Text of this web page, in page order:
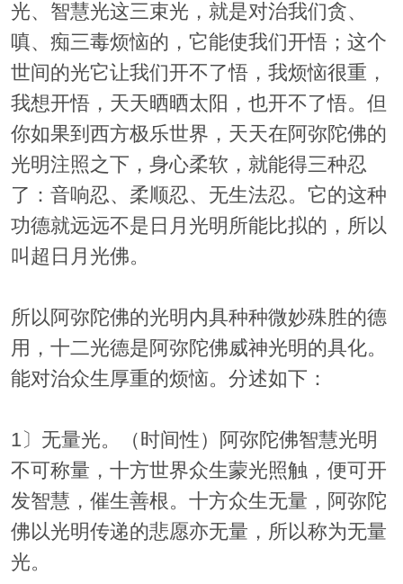
光、智慧光这三束光，就是对治我们贪、
嗔、痴三毒烦恼的，它能使我们开悟；这个
世间的光它让我们开不了悟，我烦恼很重，
我想开悟，天天晒晒太阳，也开不了悟。但
你如果到西方极乐世界，天天在阿弥陀佛的
光明注照之下，身心柔软，就能得三种忍
了：音响忍、柔顺忍、无生法忍。它的这种
功德就远远不是日月光明所能比拟的，所以
叫超日月光佛。
所以阿弥陀佛的光明内具种种微妙殊胜的德
用，十二光德是阿弥陀佛威神光明的具化。
能对治众生厚重的烦恼。分述如下：
1〕无量光。（时间性）阿弥陀佛智慧光明
不可称量，十方世界众生蒙光照触，便可开
发智慧，催生善根。十方众生无量，阿弥陀
佛以光明传递的悲愿亦无量，所以称为无量
光。